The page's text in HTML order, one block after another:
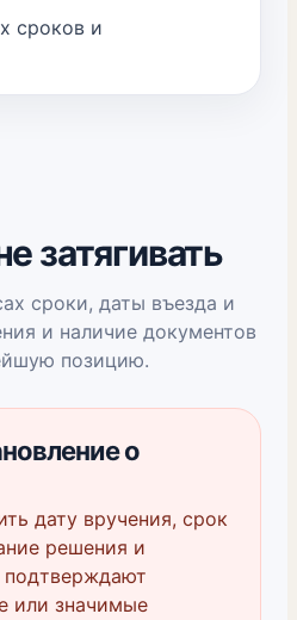
сроков и
затягивать
сроки, даты въезда и
и наличие документов
позицию.
о
дату вручения, срок
решения и
или значимые